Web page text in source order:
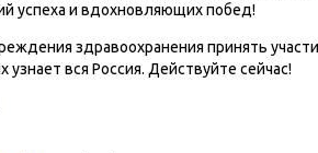
успеха и вдохновляющих побед!
здравоохранения принять
вся Россия. Действуйте сейчас!